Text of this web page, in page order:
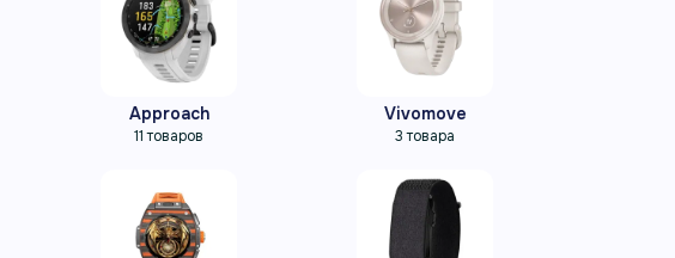
Approach
11 товаров
Vivomove
3 товара